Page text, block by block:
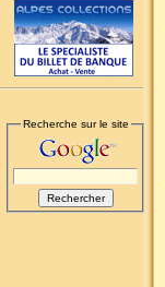
Recherche sur le site